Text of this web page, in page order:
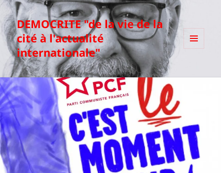
DEMOCRITE "de la vie de la
cité à l'actualité
internationale"